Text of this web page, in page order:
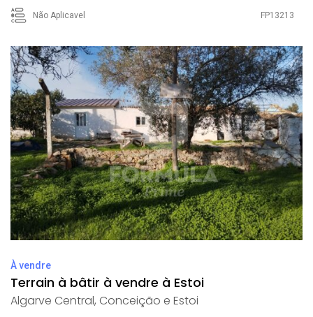
Não Aplicavel FP13213
À vendre
Terrain à bâtir à vendre à Estoi
Algarve Central, Conceição e Estoi